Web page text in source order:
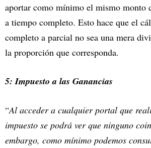
aportar como mínimo el mismo monto
a tiempo completo. Esto hace que el
completo a parcial no sea una mera
la proporción que corresponda.
5: Impuesto a las Ganancias
“Al acceder a cualquier portal que
impuesto se podrá ver que ninguno
embargo, como mínimo podemos